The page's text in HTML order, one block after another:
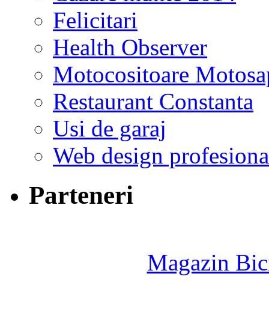
Felicitari
Health Observer
Motocositoare
Restaurant Constanta
Usi de garaj
Web design
Parteneri
Magazin